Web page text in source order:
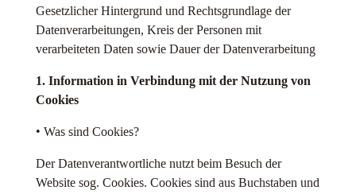
Gesetzlicher Hintergrund und Rechtsgrundlage der
Datenverarbeitungen, Kreis der Personen mit
verarbeiteten Daten sowie Dauer der Datenverarbeitung
1. Information in Verbindung mit der Nutzung von
Cookies
• Was sind Cookies?
Der Datenverantwortliche nutzt beim Besuch der
Website sog. Cookies. Cookies sind aus Buchstaben und